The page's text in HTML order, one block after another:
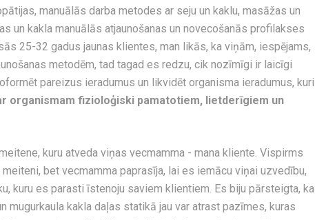
manuālās darba metodes ar seju un kaklu, masāžas un
un kakla manuālās atjaunošanas un novecošanās profilakses
25-32 gadus jaunas klientes, man likās, ka viņām, iespējams,
metodēm, tad tagad es redzu, cik nozīmīgi ir laicīgi
pareizus ieradumus un likvidēt organisma ieradumus, kuri
organismam fizioloģiski pamatotiem, lietderīgiem un
kuru atveda viņas vecmamma - mana kliente. Vispirms
bet vecmamma paprasīja, lai es iemācu viņai uzvedību,
kuru es parasti īstenoju saviem klientiem. Es biju pārsteigta, ka
mugurkaula kakla daļas statikā jau var atrast pazīmes, kuras